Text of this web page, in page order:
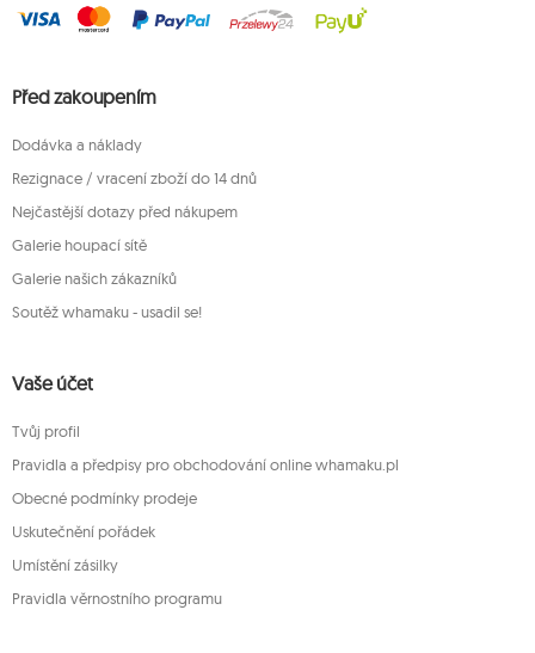
Před zakoupením
Dodávka a náklady
Rezignace / vracení zboží do 14 dnů
Nejčastější dotazy před nákupem
Galerie houpací sítě
Galerie našich zákazníků
Soutěž whamaku - usadil se!
Vaše účet
Tvůj profil
Pravidla a předpisy pro obchodování online whamaku.pl
Obecné podmínky prodeje
Uskutečnění pořádek
Umístění zásilky
Pravidla věrnostního programu